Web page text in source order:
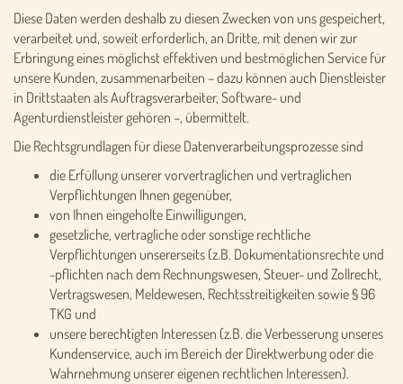
Diese Daten werden deshalb zu diesen Zwecken von uns gespeichert,
verarbeitet und, soweit erforderlich, an Dritte, mit denen wir zur
Erbringung eines möglichst effektiven und bestmöglichen Service für
unsere Kunden, zusammenarbeiten – dazu können auch Dienstleister
in Drittstaaten als Auftragsverarbeiter, Software- und
Agenturdienstleister gehören –, übermittelt.
Die Rechtsgrundlagen für diese Datenverarbeitungsprozesse sind
die Erfüllung unserer vorvertraglichen und vertraglichen
Verpflichtungen Ihnen gegenüber,
von Ihnen eingeholte Einwilligungen,
gesetzliche, vertragliche oder sonstige rechtliche
Verpflichtungen unsererseits (z.B. Dokumentationsrechte und
-pflichten nach dem Rechnungswesen, Steuer- und Zollrecht,
Vertragswesen, Meldewesen, Rechtsstreitigkeiten sowie § 96
TKG und
unsere berechtigten Interessen (z.B. die Verbesserung unseres
Kundenservice, auch im Bereich der Direktwerbung oder die
Wahrnehmung unserer eigenen rechtlichen Interessen).